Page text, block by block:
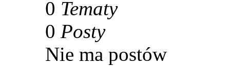
0 Tematy
0 Posty
Nie ma postów